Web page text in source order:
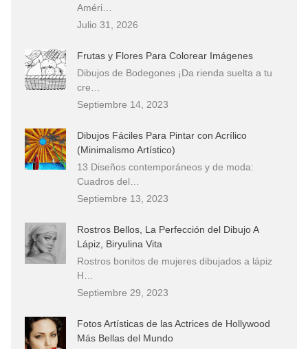
Améri…
Julio 31, 2026
Frutas y Flores Para Colorear Imágenes
Dibujos de Bodegones ¡Da rienda suelta a tu
cre…
Septiembre 14, 2023
Dibujos Fáciles Para Pintar con Acrílico
(Minimalismo Artístico)
13 Diseños contemporáneos y de moda:
Cuadros del…
Septiembre 13, 2023
Rostros Bellos, La Perfección del Dibujo A
Lápiz, Biryulina Vita
Rostros bonitos de mujeres dibujados a lápiz
H…
Septiembre 29, 2023
Fotos Artísticas de las Actrices de Hollywood
Más Bellas del Mundo